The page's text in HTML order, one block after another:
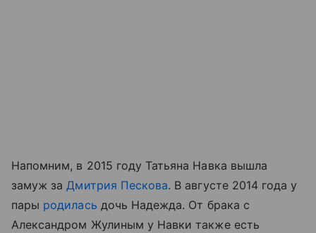
Напомним, в 2015 году Татьяна Навка вышла
замуж заДмитрия Пескова. В августе 2014 года у
пары родилась дочь Надежда. От брака с
Александром Жулиным у Навки также есть